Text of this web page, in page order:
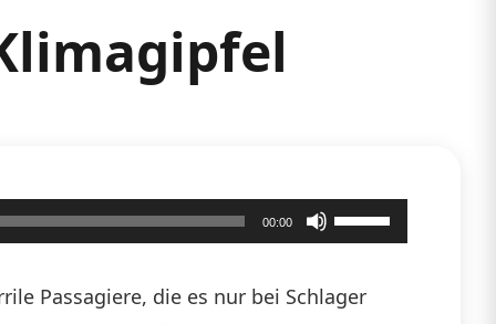
00:00
Pfeiltasten
Passagiere, die es nur bei Schlager